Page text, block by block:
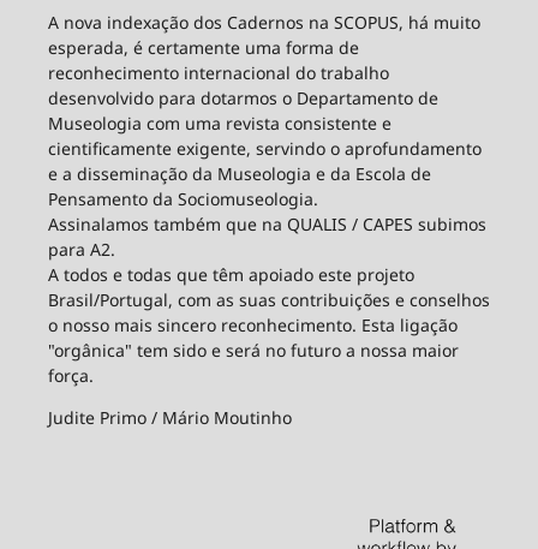
A nova indexação dos Cadernos na SCOPUS, há muito
esperada, é certamente uma forma de
reconhecimento internacional do trabalho
desenvolvido para dotarmos o Departamento de
Museologia com uma revista consistente e
cientificamente exigente, servindo o aprofundamento
e a disseminação da Museologia e da Escola de
Pensamento da Sociomuseologia.
Assinalamos também que na QUALIS / CAPES subimos
para A2.
A todos e todas que têm apoiado este projeto
Brasil/Portugal, com as suas contribuições e conselhos
o nosso mais sincero reconhecimento. Esta ligação
"orgânica" tem sido e será no futuro a nossa maior
força.
Judite Primo / Mário Moutinho